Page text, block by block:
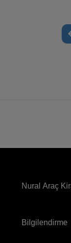
Nural Araç
Bilgilendirme